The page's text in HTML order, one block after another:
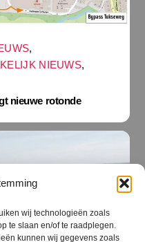
wij technologieën zoals
te slaan en/of te raadplegen.
kunnen wij gegevens zoals
,
NIEUWS,
nieuwe rotonde